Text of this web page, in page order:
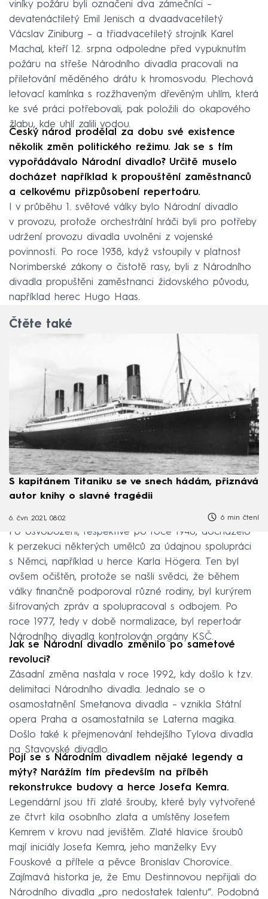
viníky požáru byli označeni dva zámečníci –
devatenáctiletý Emil Jenisch a dvaadvacetiletý
Vácslav Ziniburg – a třiadvacetiletý strojník Karel
Machal, kteří 12. srpna odpoledne před vypuknutím
požáru na střeše Národního divadla pracovali na
přiletování měděného drátu k hromosvodu. Plechová
letovací kamínka s rozžhaveným dřevěným uhlím, která
ke své práci potřebovali, pak položili do okapového
žlabu, kde uhlí zalili vodou.
Český národ prodělal za dobu své existence
několik změn politického režimu. Jak se s tím
vypořádávalo Národní divadlo? Určitě muselo
docházet například k propouštění zaměstnanců
a celkovému přizpůsobení repertoáru.
I v průběhu 1. světové války bylo Národní divadlo
v provozu, protože orchestrální hráči byli pro potřeby
udržení provozu divadla uvolněni z vojenské
povinnosti. Po roce 1938, když vstoupily v platnost
Norimberské zákony o čistotě rasy, byli z Národního
divadla propuštěni zaměstnanci židovského původu,
například herec Hugo Haas.
Čtěte také
S kapitánem Titaniku se ve snech hádám, přiznává
autor knihy o slavné tragédii
6. čvn 2021, 08:02 6 min čtení
Po osvobození, respektive po roce 1948, docházelo
k perzekuci některých umělců za údajnou spolupráci
s Němci, například u herce Karla Högera. Ten byl
ovšem očištěn, protože se našli svědci, že během
války finančně podporoval různé rodiny, byl kurýrem
šifrovaných zpráv a spolupracoval s odbojem. Po
roce 1977, tedy v době normalizace, byl repertoár
Národního divadla kontrolován orgány KSČ.
Jak se Národní divadlo změnilo po sametové
revoluci?
Zásadní změna nastala v roce 1992, kdy došlo k tzv.
delimitaci Národního divadla. Jednalo se o
osamostatnění Smetanova divadla – vznikla Státní
opera Praha a osamostatnila se Laterna magika.
Došlo také k přejmenování tehdejšího Tylova divadla
na Stavovské divadlo.
Pojí se s Národním divadlem nějaké legendy a
mýty? Narážím tím především na příběh
rekonstrukce budovy a herce Josefa Kemra.
Legendární jsou tři zlaté šrouby, které byly vytvořené
ze čtvrt kila osobního zlata a umístěny Josefem
Kemrem v krovu nad jevištěm. Zlaté hlavice šroubů
mají iniciály Josefa Kemra, jeho manželky Evy
Fouskové a přítele a pěvce Bronislav Chorovice.
Zajímavá historka je, že Emu Destinnovou nepřijali do
Národního divadla „pro nedostatek talentu“. Podobná